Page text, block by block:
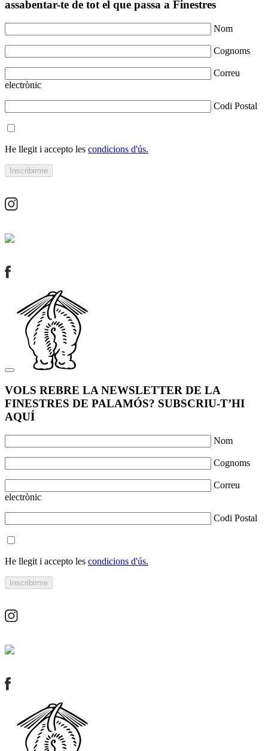
assabentar-te de tot el que passa a Finestres
Nom
Cognoms
Correu
electrònic
Codi Postal
He llegit i accepto les condicions d'ús.
VOLS REBRE LA NEWSLETTER DE LA
FINESTRES DE PALAMÓS? SUBSCRIU-T’HI
AQUÍ
Nom
Cognoms
Correu
electrònic
Codi Postal
He llegit i accepto les condicions d'ús.